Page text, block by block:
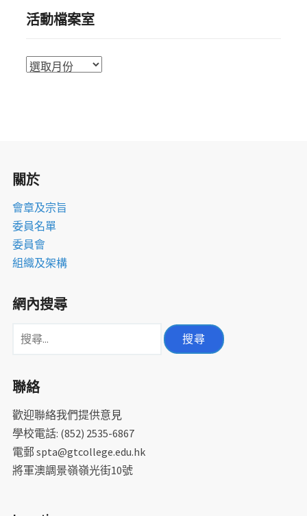
活動檔案室
活
關於
會章及宗旨
委員名單
委員會
組織及架構
網內搜尋
搜
鍵
聯絡
歡迎聯絡我們提供意見
學校電話: (852) 2535-6867
電郵 spta@gtcollege.edu.hk
將軍澳調景嶺嶺光街10號